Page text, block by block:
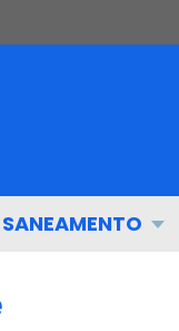
SANEAMENTO